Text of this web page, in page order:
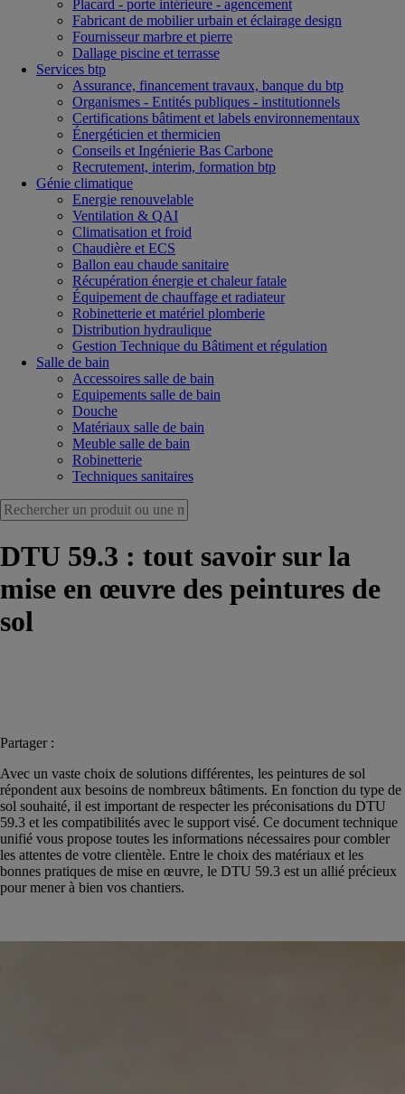
Placard - porte intérieure - agencement
Fabricant de mobilier urbain et éclairage design
Fournisseur marbre et pierre
Dallage piscine et terrasse
Services btp
Assurance, financement travaux, banque du btp
Organismes - Entités publiques - institutionnels
Certifications bâtiment et labels environnementaux
Énergéticien et thermicien
Conseils et Ingénierie Bas Carbone
Recrutement, interim, formation btp
Génie climatique
Energie renouvelable
Ventilation & QAI
Climatisation et froid
Chaudière et ECS
Ballon eau chaude sanitaire
Récupération énergie et chaleur fatale
Équipement de chauffage et radiateur
Robinetterie et matériel plomberie
Distribution hydraulique
Gestion Technique du Bâtiment et régulation
Salle de bain
Accessoires salle de bain
Equipements salle de bain
Douche
Matériaux salle de bain
Meuble salle de bain
Robinetterie
Techniques sanitaires
DTU 59.3 : tout savoir sur la
mise en œuvre des peintures de
sol
Partager :
Avec un vaste choix de solutions différentes, les peintures de sol
répondent aux besoins de nombreux bâtiments. En fonction du type de
sol souhaité, il est important de respecter les préconisations du DTU
59.3 et les compatibilités avec le support visé. Ce document technique
unifié vous propose toutes les informations nécessaires pour combler
les attentes de votre clientèle. Entre le choix des matériaux et les
bonnes pratiques de mise en œuvre, le DTU 59.3 est un allié précieux
pour mener à bien vos chantiers.